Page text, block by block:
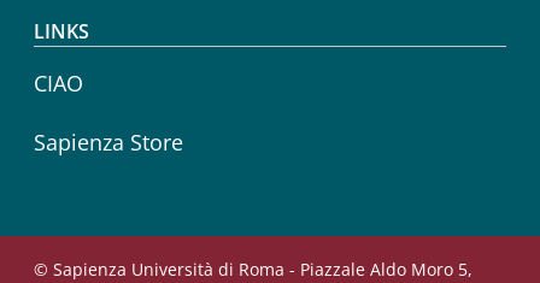
LINKS
CIAO
Sapienza Store
© Sapienza Università di Roma - Piazzale Aldo Moro 5,